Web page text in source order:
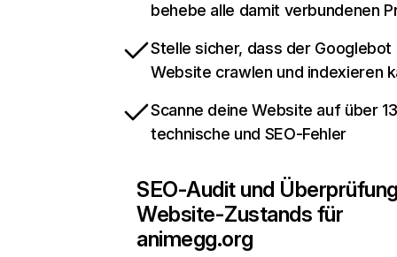
behebe alle damit verbundenen
Stelle sicher, dass der Googlebot
Website crawlen und indexieren
Scanne deine Website auf über
technische und SEO-Fehler
SEO-Audit und
Website-Zustands für
animegg.org